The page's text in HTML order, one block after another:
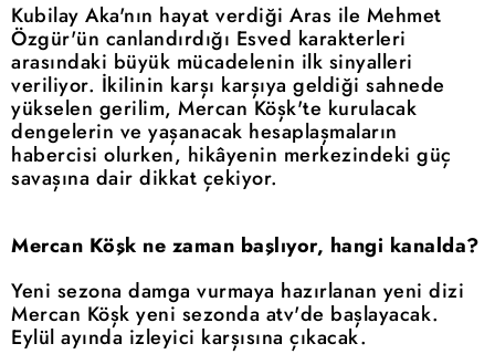
Kubilay Aka'nın hayat verdiği Aras ile Mehmet
Özgür'ün canlandırdığı Esved karakterleri
arasındaki büyük mücadelenin ilk sinyalleri
veriliyor. İkilinin karşı karşıya geldiği sahnede
yükselen gerilim, Mercan Köşk'te kurulacak
dengelerin ve yaşanacak hesaplaşmaların
habercisi olurken, hikâyenin merkezindeki güç
savaşına dair dikkat çekiyor.
Mercan Köşk ne zaman başlıyor, hangi kanalda?
Yeni sezona damga vurmaya hazırlanan yeni dizi
Mercan Köşk yeni sezonda atv'de başlayacak.
Eylül ayında izleyici karşısına çıkacak.